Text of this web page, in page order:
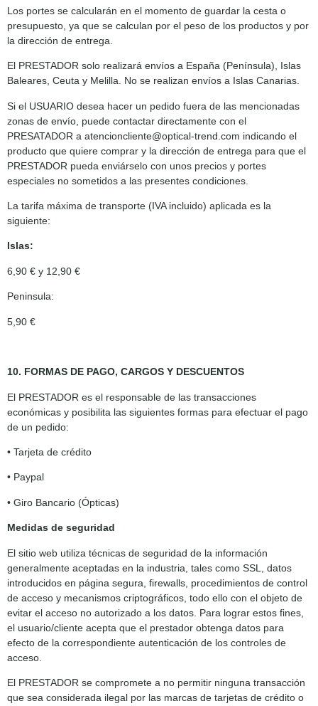
Los portes se calcularán en el momento de guardar la cesta o
presupuesto, ya que se calculan por el peso de los productos y por
la dirección de entrega.
El PRESTADOR solo realizará envíos a España (Península), Islas
Baleares, Ceuta y Melilla. No se realizan envíos a Islas Canarias.
Si el USUARIO desea hacer un pedido fuera de las mencionadas
zonas de envío, puede contactar directamente con el
PRESATADOR a atencioncliente@optical-trend.com indicando el
producto que quiere comprar y la dirección de entrega para que el
PRESTADOR pueda enviárselo con unos precios y portes
especiales no sometidos a las presentes condiciones.
La tarifa máxima de transporte (IVA incluido) aplicada es la
siguiente:
Islas:
6,90 € y 12,90 €
Peninsula:
5,90 €
10. FORMAS DE PAGO, CARGOS Y DESCUENTOS
El PRESTADOR es el responsable de las transacciones
económicas y posibilita las siguientes formas para efectuar el pago
de un pedido:
• Tarjeta de crédito
• Paypal
• Giro Bancario (Ópticas)
Medidas de seguridad
El sitio web utiliza técnicas de seguridad de la información
generalmente aceptadas en la industria, tales como SSL, datos
introducidos en página segura, firewalls, procedimientos de control
de acceso y mecanismos criptográficos, todo ello con el objeto de
evitar el acceso no autorizado a los datos. Para lograr estos fines,
el usuario/cliente acepta que el prestador obtenga datos para
efecto de la correspondiente autenticación de los controles de
acceso.
El PRESTADOR se compromete a no permitir ninguna transacción
que sea considerada ilegal por las marcas de tarjetas de crédito o